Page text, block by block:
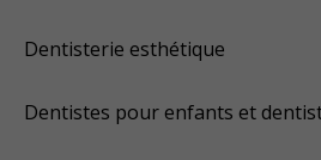
Dentisterie esthétique
Dentistes pour enfants et